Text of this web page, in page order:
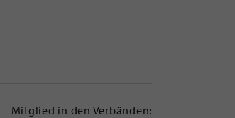
Mitglied in den Verbänden: